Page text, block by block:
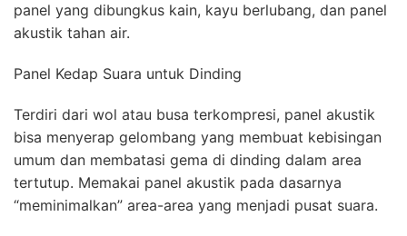
panel yang dibungkus kain, kayu berlubang, dan panel
akustik tahan air.
Panel Kedap Suara untuk Dinding
Terdiri dari wol atau busa terkompresi, panel akustik
bisa menyerap gelombang yang membuat kebisingan
umum dan membatasi gema di dinding dalam area
tertutup. Memakai panel akustik pada dasarnya
“meminimalkan” area-area yang menjadi pusat suara.